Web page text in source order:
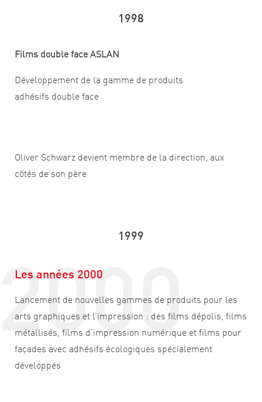
1998
Films double face ASLAN
Développement de la gamme de produits
adhésifs double face
Oliver Schwarz devient membre de la direction, aux
côtés de son père
1999
Les années 2000
Lancement de nouvelles gammes de produits pour les
arts graphiques et l’impression : des films dépolis, films
métallisés, films d’impression numérique et films pour
façades avec adhésifs écologiques spécialement
développés